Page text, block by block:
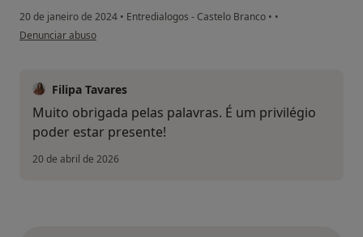
20 de janeiro de 2024 • Entredialogos - Castelo Branco • •
na opinião do utilizador Manuel Silva
Denunciar abuso
Filipa Tavares
Muito obrigada pelas palavras. É um privilégio
poder estar presente!
20 de abril de 2026